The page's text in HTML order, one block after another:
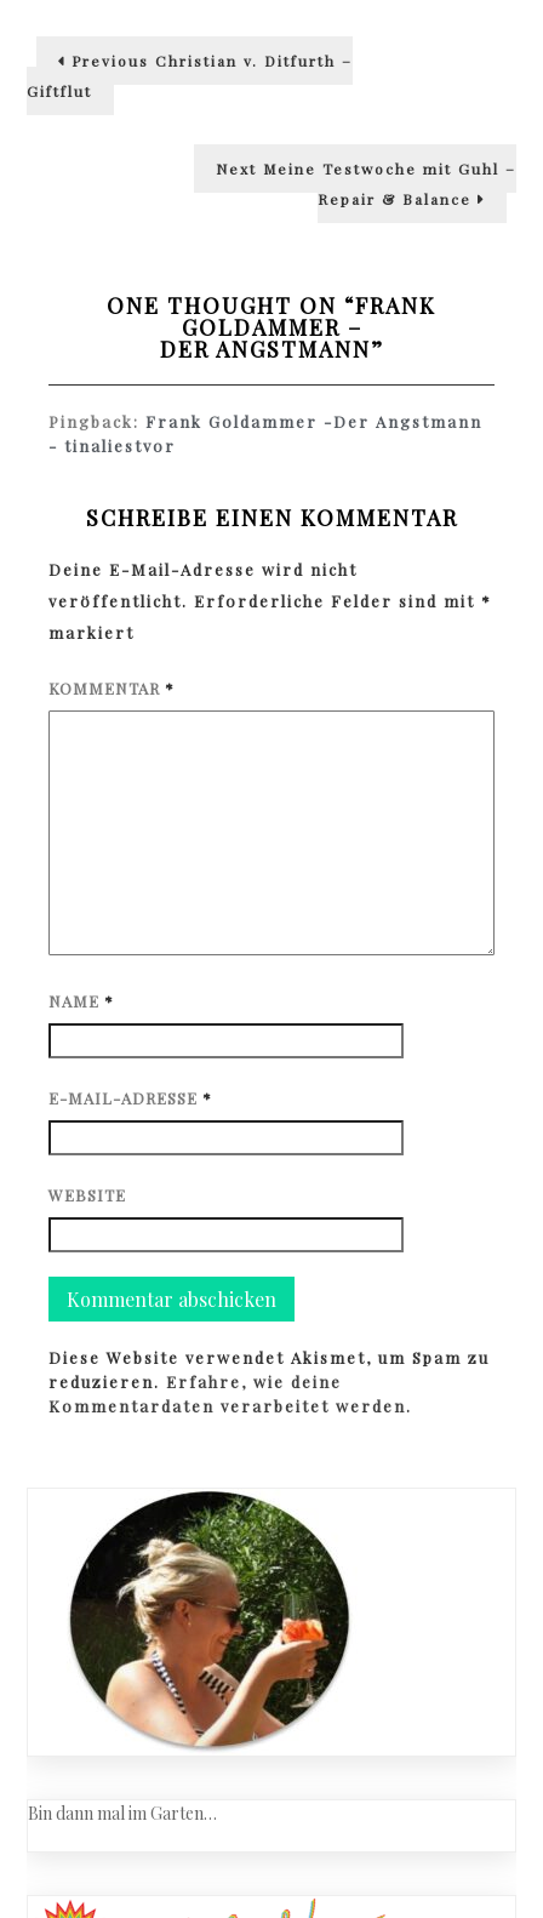
Beitragsnavigation
Previous Previous
Christian v. Ditfurth –
Giftflut
Next Next
Meine Testwoche mit Guhl –
Repair & Balance
ONE THOUGHT ON “FRANK
GOLDAMMER –
DER ANGSTMANN”
Pingback:Frank Goldammer -Der Angstmann
- tinaliestvor
SCHREIBE EINEN KOMMENTAR
Deine E-Mail-Adresse wird nicht
veröffentlicht. Erforderliche Felder sind mit *
markiert
KOMMENTAR *
NAME *
E-MAIL-ADRESSE *
WEBSITE
Diese Website verwendet Akismet, um Spam zu
reduzieren.Erfahre, wie deine
Kommentardaten verarbeitet werden.
Bin dann mal im Garten…